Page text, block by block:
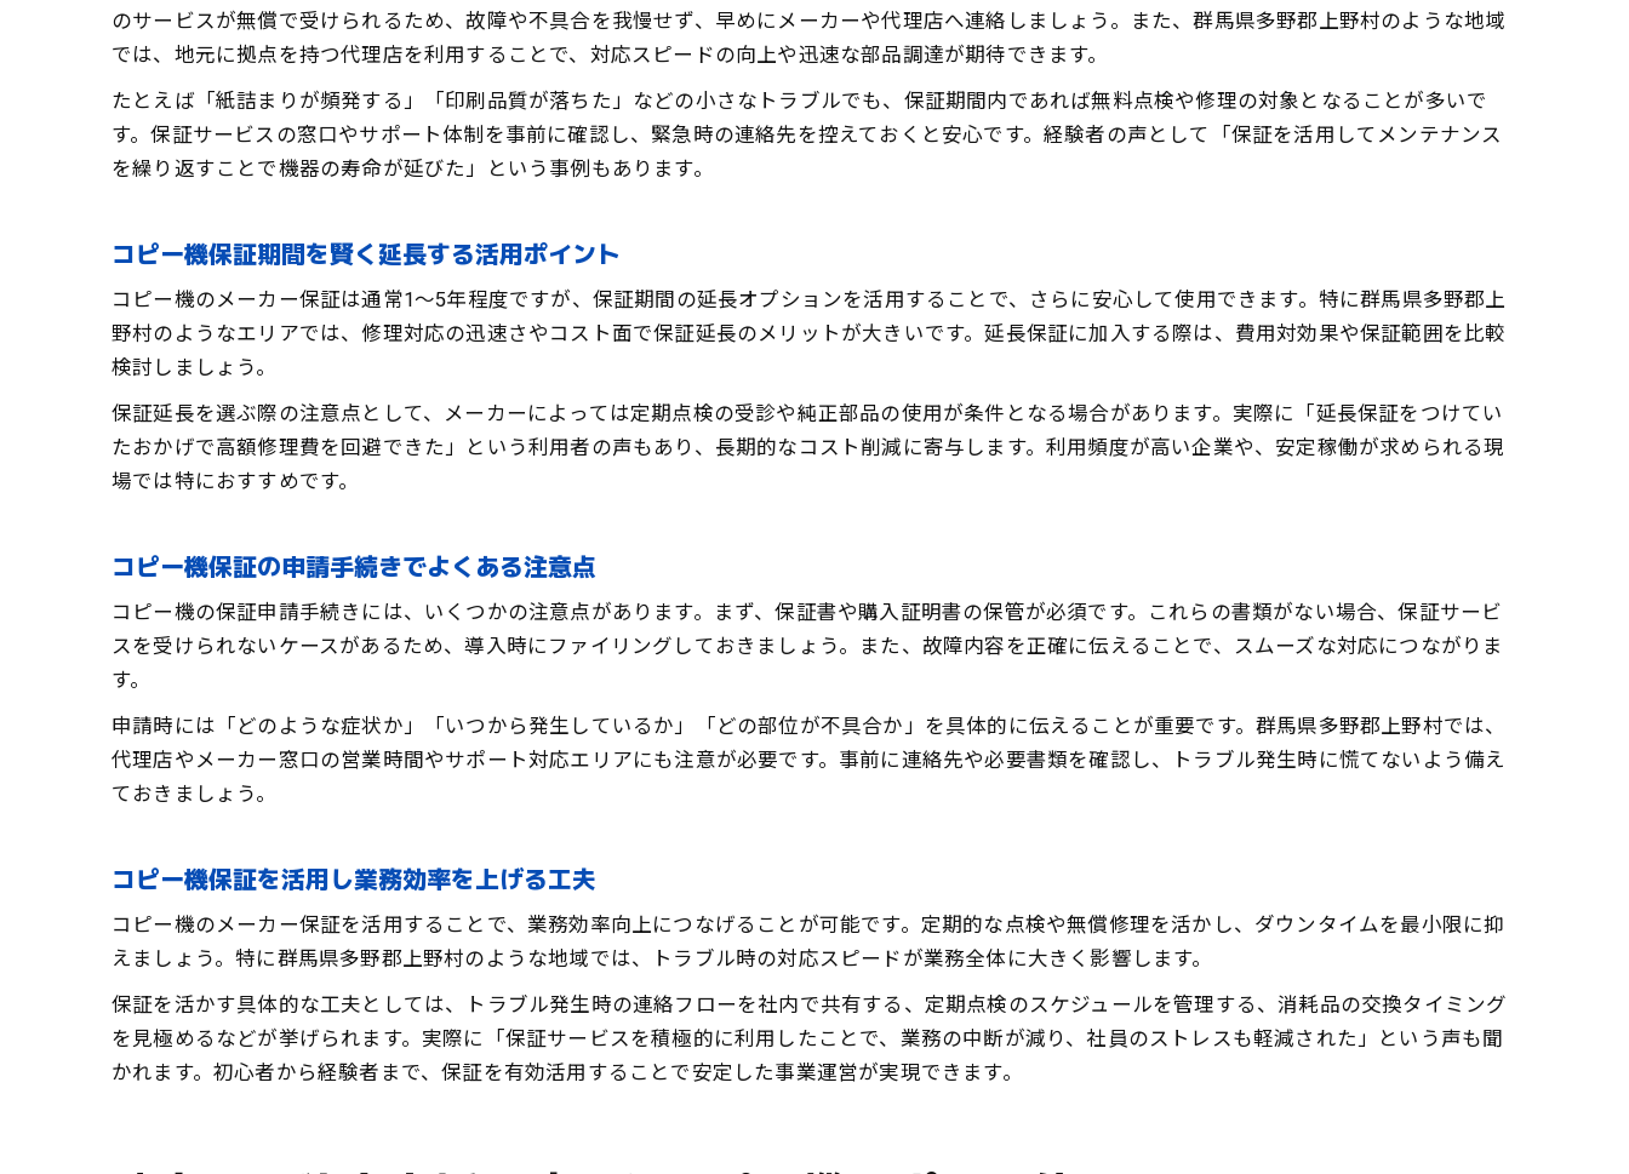
のサービスが無償で受けられるため、故障や不具合を我慢せず、早めにメーカーや代理店へ連絡しましょう。また、群馬県多野郡上野村のような地域
では、地元に拠点を持つ代理店を利用することで、対応スピードの向上や迅速な部品調達が期待できます。
たとえば「紙詰まりが頻発する」「印刷品質が落ちた」などの小さなトラブルでも、保証期間内であれば無料点検や修理の対象となることが多いで
す。保証サービスの窓口やサポート体制を事前に確認し、緊急時の連絡先を控えておくと安心です。経験者の声として「保証を活用してメンテナンス
を繰り返すことで機器の寿命が延びた」という事例もあります。
コピー機保証期間を賢く延長する活用ポイント
コピー機のメーカー保証は通常1～5年程度ですが、保証期間の延長オプションを活用することで、さらに安心して使用できます。特に群馬県多野郡上
野村のようなエリアでは、修理対応の迅速さやコスト面で保証延長のメリットが大きいです。延長保証に加入する際は、費用対効果や保証範囲を比較
検討しましょう。
保証延長を選ぶ際の注意点として、メーカーによっては定期点検の受診や純正部品の使用が条件となる場合があります。実際に「延長保証をつけてい
たおかげで高額修理費を回避できた」という利用者の声もあり、長期的なコスト削減に寄与します。利用頻度が高い企業や、安定稼働が求められる現
場では特におすすめです。
コピー機保証の申請手続きでよくある注意点
コピー機の保証申請手続きには、いくつかの注意点があります。まず、保証書や購入証明書の保管が必須です。これらの書類がない場合、保証サービ
スを受けられないケースがあるため、導入時にファイリングしておきましょう。また、故障内容を正確に伝えることで、スムーズな対応につながりま
す。
申請時には「どのような症状か」「いつから発生しているか」「どの部位が不具合か」を具体的に伝えることが重要です。群馬県多野郡上野村では、
代理店やメーカー窓口の営業時間やサポート対応エリアにも注意が必要です。事前に連絡先や必要書類を確認し、トラブル発生時に慌てないよう備え
ておきましょう。
コピー機保証を活用し業務効率を上げる工夫
コピー機のメーカー保証を活用することで、業務効率向上につなげることが可能です。定期的な点検や無償修理を活かし、ダウンタイムを最小限に抑
えましょう。特に群馬県多野郡上野村のような地域では、トラブル時の対応スピードが業務全体に大きく影響します。
保証を活かす具体的な工夫としては、トラブル発生時の連絡フローを社内で共有する、定期点検のスケジュールを管理する、消耗品の交換タイミング
を見極めるなどが挙げられます。実際に「保証サービスを積極的に利用したことで、業務の中断が減り、社員のストレスも軽減された」という声も聞
かれます。初心者から経験者まで、保証を有効活用することで安定した事業運営が実現できます。